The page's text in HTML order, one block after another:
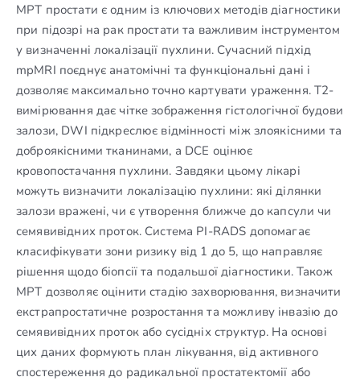
МРТ простати є одним із ключових методів діагностики
при підозрі на рак простати та важливим інструментом
у визначенні локалізації пухлини. Сучасний підхід
mpMRI поєднує анатомічні та функціональні дані і
дозволяє максимально точно картувати ураження. Т2-
вимірювання дає чітке зображення гістологічної будови
залози, DWI підкреслює відмінності між злоякісними та
доброякісними тканинами, а DCE оцінює
кровопостачання пухлини. Завдяки цьому лікарі
можуть визначити локалізацію пухлини: які ділянки
залози вражені, чи є утворення ближче до капсули чи
семявивідних проток. Система PI-RADS допомагає
класифікувати зони ризику від 1 до 5, що направляє
рішення щодо біопсії та подальшої діагностики. Також
МРТ дозволяє оцінити стадію захворювання, визначити
екстрапростатичне розростання та можливу інвазію до
семявивідних проток або сусідніх структур. На основі
цих даних формують план лікування, від активного
спостереження до радикальної простатектомії або